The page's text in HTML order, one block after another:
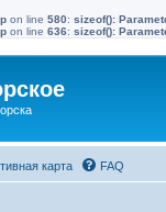
on line 580: sizeof():
on line 636: sizeof():
карта FAQ